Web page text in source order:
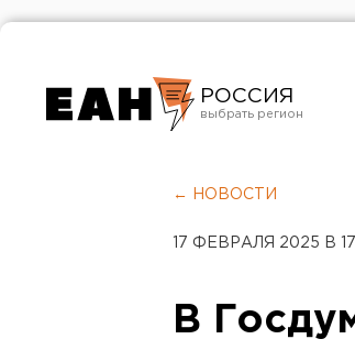
РОССИЯ
Челябинск
← НОВОСТИ
17 ФЕВРАЛЯ 2025 В
В